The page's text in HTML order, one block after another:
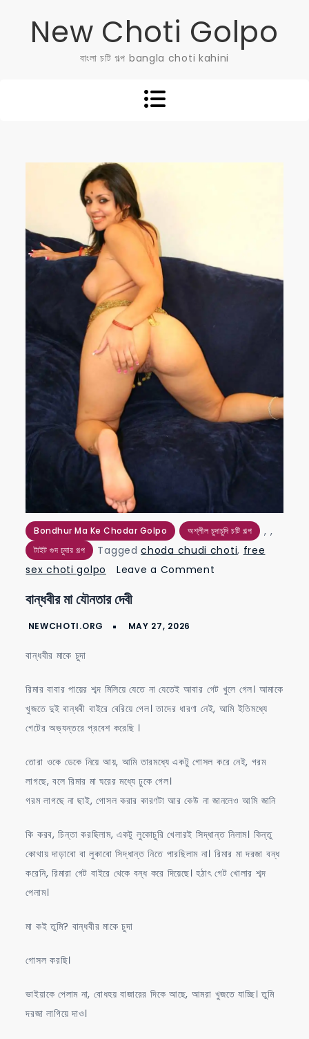
New Choti Golpo
বাংলা চটি গল্প bangla choti kahini
Bondhur Ma Ke Chodar Golpo ,
অশ্লীল চুদাচুদি চটি গল্প ,
টাইট গুদ চুদার গল্প Taggedchoda chudi choti, free
sex choti golpo
Leave a Comment
বান্ধবীর মা যৌনতার দেবী
বান্ধবীর মাকে চুদা
রিমার বাবার পায়ের শব্দ মিলিয়ে যেতে না যেতেই আবার গেট খুলে গেল। আমাকে
খুজতে দুই বান্ধবী বাইরে বেরিয়ে গেল। তাদের ধারণা নেই, আমি ইতিমধ্যে
গেটের অভ্যন্তরে প্রবেশ করেছি ।
তোরা ওকে ডেকে নিয়ে আয়, আমি তারমধ্যে একটু গোসল করে নেই, গরম
লাগছে, বলে রিমার মা ঘরের মধ্যে ঢুকে গেল।
গরম লাগছে না ছাই, গোসল করার কারণটা আর কেউ না জানলেও আমি জানি
কি করব, চিন্তা করছিলাম, একটু লুকোচুরি খেলারই সিদ্ধান্ত নিলাম। কিন্তু
কোথায় দাড়াবো বা লুকাবো সিদ্ধান্ত নিতে পারছিলাম না। রিমার মা দরজা বন্ধ
করেনি, রিমারা গেট বাইরে থেকে বন্ধ করে দিয়েছে। হঠাৎ গেট খোলার শব্দ
পেলাম।
মা কই তুমি? বান্ধবীর মাকে চুদা
গোসল করছি।
ভাইয়াকে পেলাম না, বোধহয় বাজারের দিকে আছে, আমরা খুজতে যাচ্ছি। তুমি
দরজা লাগিয়ে দাও।